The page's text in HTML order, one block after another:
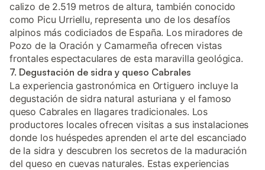
calizo de 2.519 metros de altura, también conocido
como Picu Urriellu, representa uno de los desafíos
alpinos más codiciados de España. Los miradores de
Pozo de la Oración y Camarmeña ofrecen vistas
frontales espectaculares de esta maravilla geológica.
7. Degustación de sidra y queso Cabrales
La experiencia gastronómica en Ortiguero incluye la
degustación de sidra natural asturiana y el famoso
queso Cabrales en llagares tradicionales. Los
productores locales ofrecen visitas a sus instalaciones
donde los huéspedes aprenden el arte del escanciado
de la sidra y descubren los secretos de la maduración
del queso en cuevas naturales. Estas experiencias